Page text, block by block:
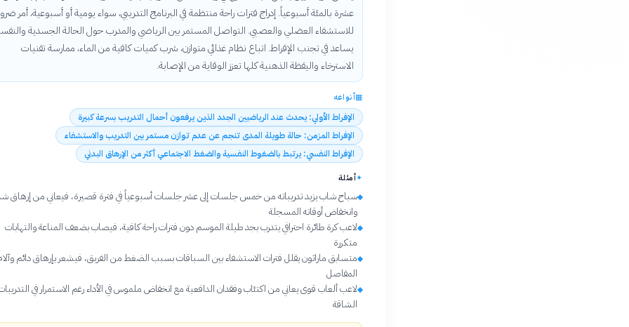
عشرة بالمئة أسبوعياً. إدراج فترات راحة منتظمة في البرنامج التدريبي، سواء يومية أو أسبوعية، أمر
للاستشفاء العضلي والعصبي. التواصل المستمر بين الرياضي والمدرب حول الحالة الجسدية
يساعد في تجنب الإفراط. اتباع نظام غذائي متوازن، شرب كميات كافية من الماء، ممارسة تقنيات
الاسترخاء واليقظة الذهنية كلها تعزز الوقاية من الإصابة.
▦أنواعه
الإفراط الأولي: يحدث عند الرياضيين الجدد الذين يرفعون أحمال التدريب بسرعة كبيرة
الإفراط المزمن: حالة طويلة المدى تنجم عن عدم توازن مستمر بين التدريب والاستشفاء
الإفراط النفسي: يرتبط بالضغوط النفسية والضغط الاجتماعي أكثر من الإرهاق البدني
✦أمثلة
◆سباح شاب يزيد تدريباته من خمس جلسات إلى عشر جلسات أسبوعياً في فترة قصيرة، فيعاني من إرهاق
وانخفاض أوقاته المسجلة
◆لاعب كرة طائرة احترافي يتدرب بجد طيلة الموسم دون فترات راحة كافية، فيصاب بضعف المناعة والتهابات
متكررة
◆متسابق ماراثون يقلل فترات الاستشفاء بين السباقات بسبب الضغط من الفريق، فيشعر بإرهاق دائم
المفاصل
◆لاعب ألعاب قوى يعاني من اكتئاب وفقدان الدافعية مع انخفاض ملموس في الأداء رغم الاستمرار في
الشاقة